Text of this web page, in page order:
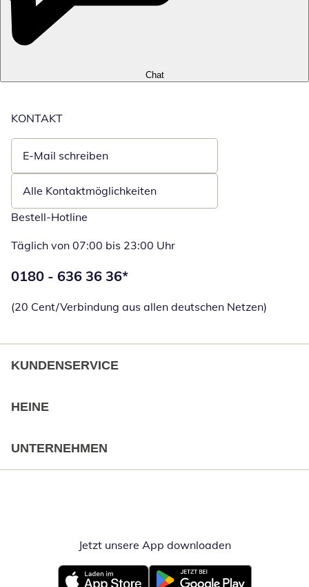
Chat
KONTAKT
E-Mail schreiben
Öffnet E-Mail-Client
Alle Kontaktmöglichkeiten
Bestell-Hotline
Täglich von 07:00 bis 23:00 Uhr
Telefonnummer:
0180 - 636 36 36*
(20 Cent/Verbindung aus allen deutschen Netzen)
KUNDENSERVICE
HEINE
UNTERNEHMEN
Jetzt unsere App downloadenÖffnet in